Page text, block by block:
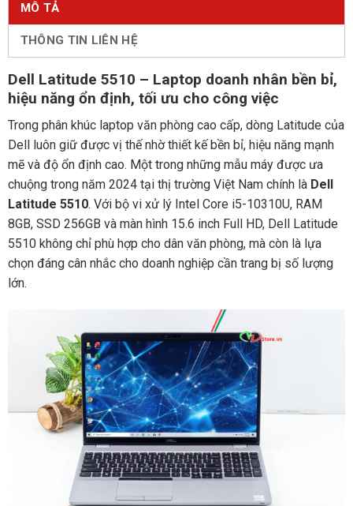
MÔ TẢ
THÔNG TIN LIÊN HỆ
Dell Latitude 5510 – Laptop doanh nhân bền bỉ,
hiệu năng ổn định, tối ưu cho công việc
Trong phân khúc laptop văn phòng cao cấp, dòng Latitude của
Dell luôn giữ được vị thế nhờ thiết kế bền bỉ, hiệu năng mạnh
mẽ và độ ổn định cao. Một trong những mẫu máy được ưa
chuộng trong năm 2024 tại thị trường Việt Nam chính là Dell
Latitude 5510. Với bộ vi xử lý Intel Core i5-10310U, RAM
8GB, SSD 256GB và màn hình 15.6 inch Full HD, Dell Latitude
5510 không chỉ phù hợp cho dân văn phòng, mà còn là lựa
chọn đáng cân nhắc cho doanh nghiệp cần trang bị số lượng
lớn.